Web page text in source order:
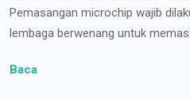
Pemasangan microchip wajib
lembaga berwenang untuk
Baca